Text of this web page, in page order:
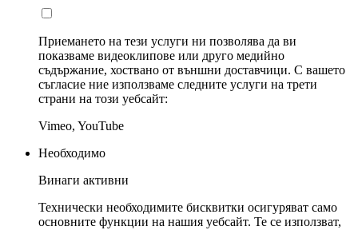
Приемането на тези услуги ни позволява да ви
показваме видеоклипове или друго медийно
съдържание, хоствано от външни доставчици. С вашето
съгласие ние използваме следните услуги на трети
страни на този уебсайт:
Vimeo, YouTube
Необходимо
Винаги активни
Технически необходимите бисквитки осигуряват само
основните функции на нашия уебсайт. Те се използват,